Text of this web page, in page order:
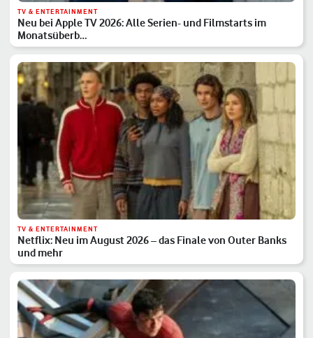
TV & ENTERTAINMENT
Neu bei Apple TV 2026: Alle Serien- und Filmstarts im
Monatsüberb…
TV & ENTERTAINMENT
Netflix: Neu im August 2026 – das Finale von Outer Banks
und mehr